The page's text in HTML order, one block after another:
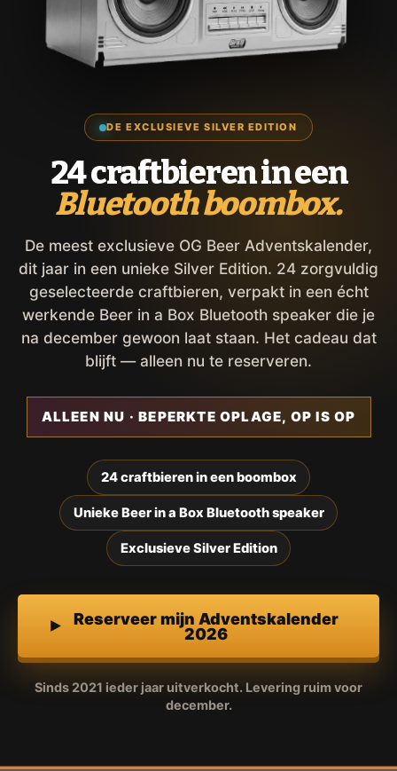
DE EXCLUSIEVE SILVER EDITION
24 craftbieren in een
Bluetooth boombox.
De meest exclusieve OG Beer Adventskalender,
dit jaar in een unieke Silver Edition. 24 zorgvuldig
geselecteerde craftbieren, verpakt in een écht
werkende Beer in a Box Bluetooth speaker die je
na december gewoon laat staan. Het cadeau dat
blijft — alleen nu te reserveren.
ALLEEN NU · BEPERKTE OPLAGE, OP IS OP
24 craftbieren in een boombox
Unieke Beer in a Box Bluetooth speaker
Exclusieve Silver Edition
Reserveer mijn Adventskalender
2026
Sinds 2021 ieder jaar uitverkocht. Levering ruim voor
december.